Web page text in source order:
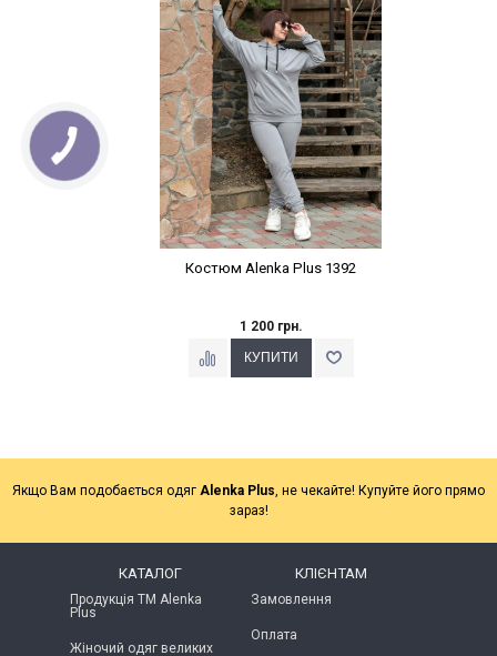
Костюм Alenka Plus 1392
1 200 грн.
Якщо Вам подобається одяг Alenka Plus, не чекайте! Купуйте його прямо
зараз!
КАТАЛОГ
Продукція ТМ Alenka
Plus
Жіночий одяг великих
КЛІЄНТАМ
Замовлення
Оплата